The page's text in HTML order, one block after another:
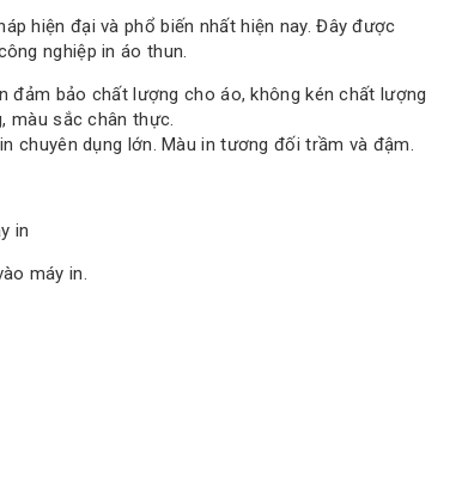
hiện đại và phổ biến nhất hiện nay. Đây được
nghiệp in áo thun.
đảm bảo chất lượng cho áo, không kén chất lượng
màu sắc chân thực.
chuyên dụng lớn. Màu in tương đối trầm và đậm.
in
máy in.